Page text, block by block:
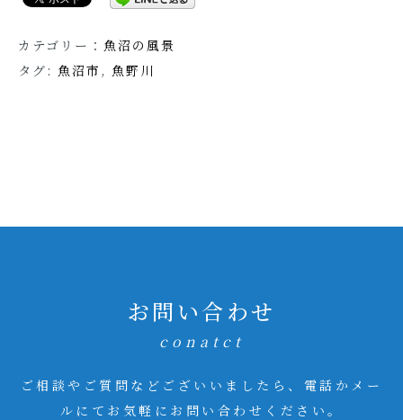
カテゴリー： 魚沼の風景
タグ: 魚沼市 , 魚野川
お問い合わせ
conatct
ご相談やご質問などございいましたら、電話かメー
ルにてお気軽にお問い合わせください。